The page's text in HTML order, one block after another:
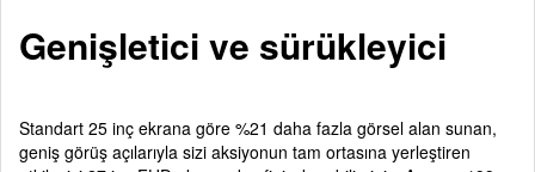
Genişletici ve sürükleyici
Standart 25 inç ekrana göre %21 daha fazla görsel alan sunan,
geniş görüş açılarıyla sizi aksiyonun tam ortasına yerleştiren